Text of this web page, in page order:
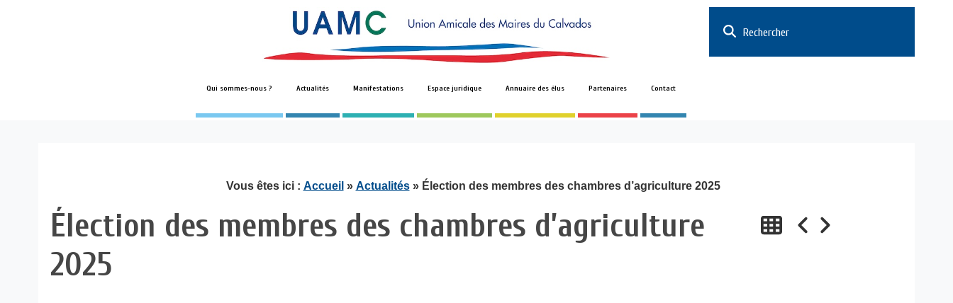
Rechercher
Qui sommes-nous ? Actualités Manifestations Espace juridique Annuaire des élus Partenaires Contact
Vous êtes ici : Accueil » Actualités» Élection des membres des chambres d’agriculture 2025
Élection des membres des chambres d’agriculture
2025